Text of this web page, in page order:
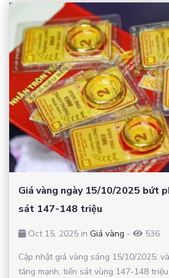
Giá vàng ngày 15/10/2025 bứt
sát 147-148 triệu
Oct 15, 2025 in Giá vàng -
536
Cập nhật giá vàng sáng 15/10/2025:
tăng mạnh, tiến sát vùng 147-148